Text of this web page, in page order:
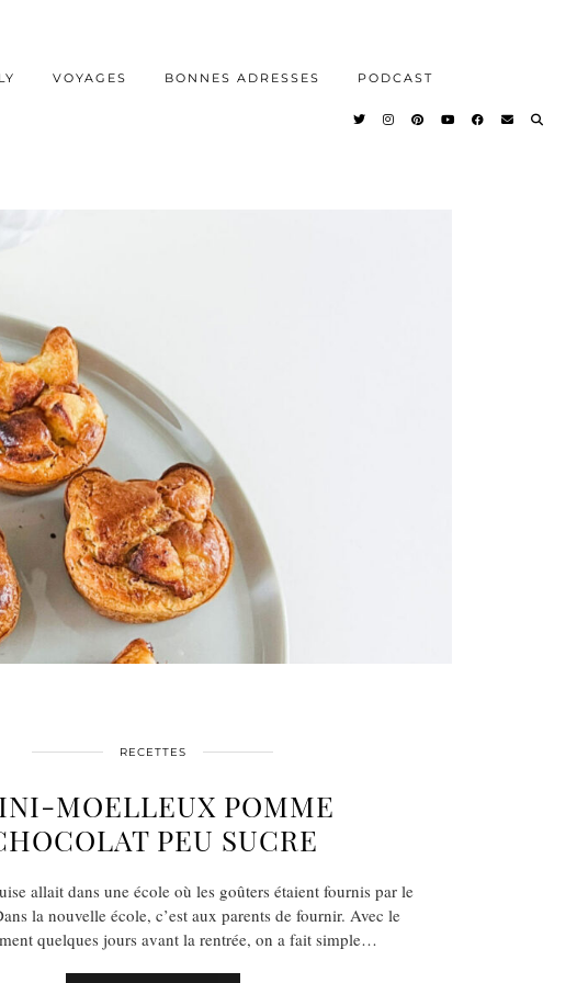
VOYAGES BONNES ADRESSES PODCAST
RECETTES
MOELLEUX POMME
PEU SUCRE
allait dans une école où les goûters étaient fournis par le
la nouvelle école, c’est aux parents de fournir. Avec le
quelques jours avant la rentrée, on a fait simple…